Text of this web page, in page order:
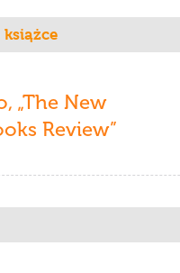
książce
„The New
Review”